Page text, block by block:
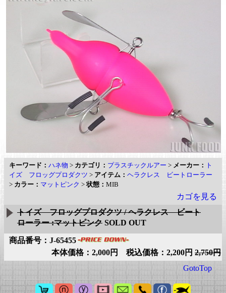
キーワード： ハネ物 > カテゴリ： プラスチックルアー > メーカー： ト
イズ フロッグプロダクツ > アイテム： ヘラクレス ビートローラー
> カラー： マットピンク >状態： MIB
カゴを見る
トイズ フロッグプロダクツ / ヘラクレス ビート
ローラー :マットピンク SOLD OUT
商品番号：J-65455
本体価格：2,000円 税込価格：2,200円 2,750円
GotoTop